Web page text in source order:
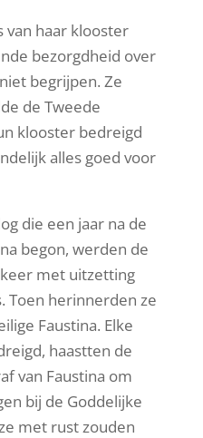
van haar klooster
bezorgdheid over
begrijpen. Ze
de Tweede
klooster bedreigd
alles goed voor
die een jaar na de
begon, werden de
met uitzetting
Toen herinnerden ze
Faustina. Elke
haastten de
van Faustina om
bij de Goddelijke
met rust zouden